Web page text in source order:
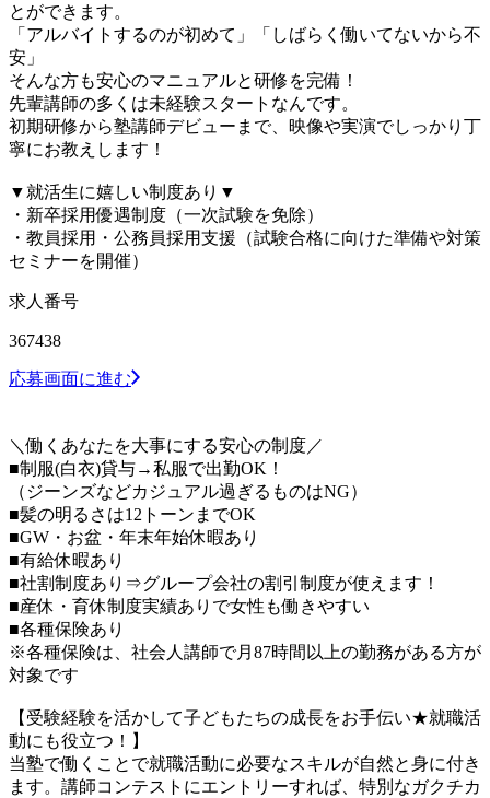
とができます。
「アルバイトするのが初めて」「しばらく働いてないから不
安」
そんな方も安心のマニュアルと研修を完備！
先輩講師の多くは未経験スタートなんです。
初期研修から塾講師デビューまで、映像や実演でしっかり丁
寧にお教えします！
▼就活生に嬉しい制度あり▼
・新卒採用優遇制度（一次試験を免除）
・教員採用・公務員採用支援（試験合格に向けた準備や対策
セミナーを開催）
求人番号
367438
応募画面に進む
＼働くあなたを大事にする安心の制度／
■制服(白衣)貸与→私服で出勤OK！
（ジーンズなどカジュアル過ぎるものはNG）
■髪の明るさは12トーンまでOK
■GW・お盆・年末年始休暇あり
■有給休暇あり
■社割制度あり⇒グループ会社の割引制度が使えます！
■産休・育休制度実績ありで女性も働きやすい
■各種保険あり
※各種保険は、社会人講師で月87時間以上の勤務がある方が
対象です
【受験経験を活かして子どもたちの成長をお手伝い★就職活
動にも役立つ！】
当塾で働くことで就職活動に必要なスキルが自然と身に付き
ます。講師コンテストにエントリーすれば、特別なガクチカ